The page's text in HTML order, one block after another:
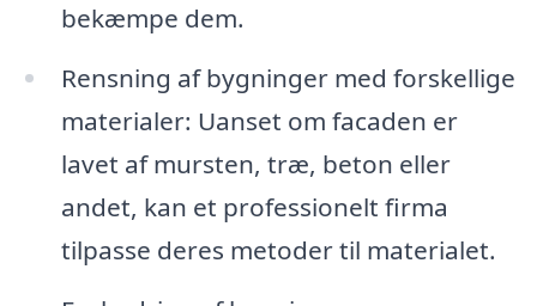
bekæmpe dem.
Rensning af bygninger med forskellige
materialer: Uanset om facaden er
lavet af mursten, træ, beton eller
andet, kan et professionelt firma
tilpasse deres metoder til materialet.